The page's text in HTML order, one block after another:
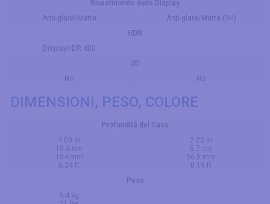
Rivestimento dello Display
Anti-glare/Matte
Anti-glare/Matte (3H)
HDR
DisplayHDR 400
3D
No
No
DIMENSIONI, PESO, COLORE
Profondità del Caso
4.09 in
10.4 cm
104 mm
0.34 ft
2.22 in
5.7 cm
56.5 mm
0.19 ft
Peso
9.4 kg